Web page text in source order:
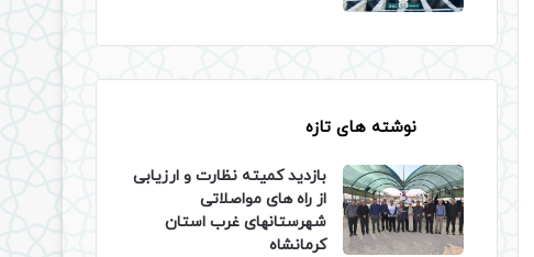
نوشته های تازه
بازدید کمیته نظارت و ارزیابی
از راه های مواصلاتی
شهرستانهای غرب استان
کرمانشاه